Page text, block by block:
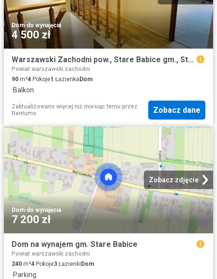
Dom·do wynajęcia
4 500 zł
Warszawski Zachodni pow., Stare Babice gm., Stare Babice
Powiat warszawski zachodni
90 m²4 Pokoje1 Łazienka Dom
·Balkon
Zaktualizowano więcej niż miesiąc temu przez
Rentumo
Zobacz dane
Zobacz zdjęcie
Dom·do wynajęcia
7 200 zł
Dom na wynajem gm. Stare Babice
Powiat warszawski zachodni
240 m²4 Pokoje3 ŁazienkiDom
·Parking